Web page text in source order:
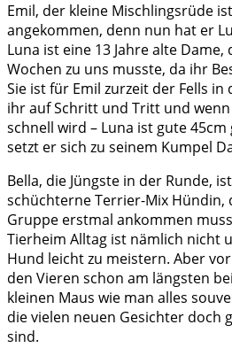
Emil, der kleine Mischlingsrüde
angekommen, denn nun hat er
Luna ist eine 13 Jahre alte
Wochen zu uns musste, da ihr
Sie ist für Emil zurzeit der Fells
ihr auf Schritt und Tritt und wenn
schnell wird – Luna ist gute
setzt er sich zu seinem Kumpel
Bella, die Jüngste in der Runde,
schüchterne Terrier-Mix Hündin,
Gruppe erstmal ankommen
Tierheim Alltag ist nämlich nicht
Hund leicht zu meistern. Aber
den Vieren schon am längsten
kleinen Maus wie man alles
die vielen neuen Gesichter doch
sind.